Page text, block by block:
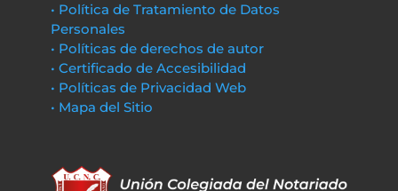
• Política de Tratamiento de Datos
Personales
• Políticas de derechos de autor
• Certificado de Accesibilidad
• Políticas de Privacidad Web
• Mapa del Sitio